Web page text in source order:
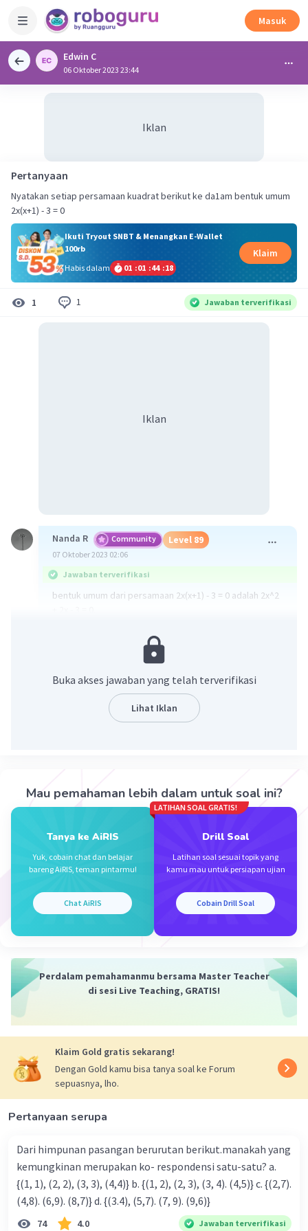
Masuk
Edwin C
06 Oktober 2023 23:44
Iklan
Pertanyaan
Nyatakan setiap persamaan kuadrat berikut ke da1am bentuk umum
2x(x+1) - 3 = 0
Ikuti Tryout SNBT & Menangkan E-Wallet
100rb
Habis dalam
01 :01 :44 :18
Klaim
1 1 Jawaban terverifikasi
Iklan
Nanda R Community Level 89
07 Oktober 2023 02:06
Jawaban terverifikasi
bentuk umum dari persamaan 2x(x+1) - 3 = 0 adalah 2x^2
Buka akses jawaban yang telah terverifikasi
Lihat Iklan
Mau pemahaman lebih dalam untuk soal ini?
Tanya ke AiRIS
Yuk, cobain chat dan belajar
bareng AiRIS, teman pintarmu!
Chat AiRIS
LATIHAN SOAL GRATIS!
Drill Soal
Latihan soal sesuai topik yang
kamu mau untuk persiapan ujian
Cobain Drill Soal
Perdalam pemahamanmu bersama Master Teacher
di sesi Live Teaching, GRATIS!
Klaim Gold gratis sekarang!
Dengan Gold kamu bisa tanya soal ke Forum
sepuasnya, lho.
Pertanyaan serupa
Dari himpunan pasangan berurutan berikut.manakah yang
kemungkinan merupakan ko- respondensi satu-satu? a.
{(1, 1), (2, 2), (3, 3), (4,4)} b. {(1, 2), (2, 3), (3, 4). (4,5)} c. {(2,7).
(4,8). (6,9). (8,7)} d. {(3.4), (5,7). (7, 9). (9,6)}
74 4.0 Jawaban terverifikasi